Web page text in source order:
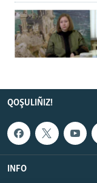
QOŞULIÑIZ!
INFO